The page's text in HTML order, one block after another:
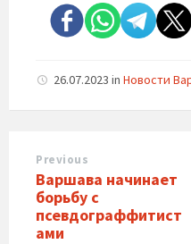
26.07.2023 in Новости
Previous
Варшава начинает
борьбу с
псевдограффитист
ами